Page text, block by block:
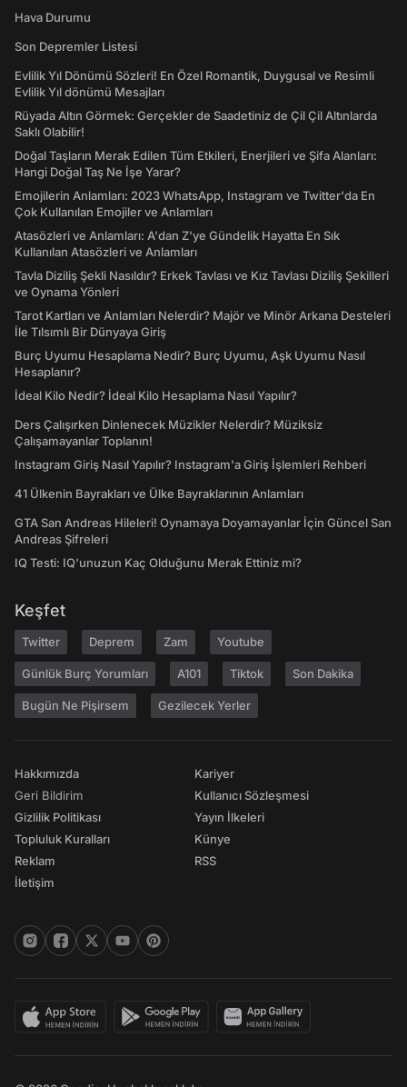
Hava Durumu
Son Depremler Listesi
Evlilik Yıl Dönümü Sözleri! En Özel Romantik, Duygusal ve Resimli
Evlilik Yıl dönümü Mesajları
Rüyada Altın Görmek: Gerçekler de Saadetiniz de Çil Çil Altınlarda
Saklı Olabilir!
Doğal Taşların Merak Edilen Tüm Etkileri, Enerjileri ve Şifa Alanları:
Hangi Doğal Taş Ne İşe Yarar?
Emojilerin Anlamları: 2023 WhatsApp, Instagram ve Twitter'da En
Çok Kullanılan Emojiler ve Anlamları
Atasözleri ve Anlamları: A'dan Z'ye Gündelik Hayatta En Sık
Kullanılan Atasözleri ve Anlamları
Tavla Diziliş Şekli Nasıldır? Erkek Tavlası ve Kız Tavlası Diziliş Şekilleri
ve Oynama Yönleri
Tarot Kartları ve Anlamları Nelerdir? Majör ve Minör Arkana Desteleri
İle Tılsımlı Bir Dünyaya Giriş
Burç Uyumu Hesaplama Nedir? Burç Uyumu, Aşk Uyumu Nasıl
Hesaplanır?
İdeal Kilo Nedir? İdeal Kilo Hesaplama Nasıl Yapılır?
Ders Çalışırken Dinlenecek Müzikler Nelerdir? Müziksiz
Çalışamayanlar Toplanın!
Instagram Giriş Nasıl Yapılır? Instagram'a Giriş İşlemleri Rehberi
41 Ülkenin Bayrakları ve Ülke Bayraklarının Anlamları
GTA San Andreas Hileleri! Oynamaya Doyamayanlar İçin Güncel San
Andreas Şifreleri
IQ Testi: IQ'unuzun Kaç Olduğunu Merak Ettiniz mi?
Keşfet
Twitter Deprem Zam Youtube
Günlük Burç Yorumları A101 Tiktok Son Dakika
Bugün Ne Pişirsem Gezilecek Yerler
Hakkımızda
Geri Bildirim
Gizlilik Politikası
Topluluk Kuralları
Reklam
İletişim
Kariyer
Kullanıcı Sözleşmesi
Yayın İlkeleri
Künye
RSS